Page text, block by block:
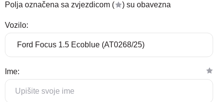
Polja označena sa zvjezdicom ( ) su obavezna
Vozilo:
Ime: